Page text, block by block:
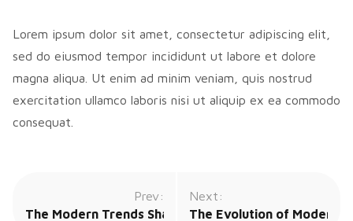
Lorem ipsum dolor sit amet, consectetur adipiscing elit,
sed do eiusmod tempor incididunt ut labore et dolore
magna aliqua. Ut enim ad minim veniam, quis nostrud
exercitation ullamco laboris nisi ut aliquip ex ea commodo
consequat.
Prev:
The Modern Trends Shaping Weddings in 2025
Next:
The Evolution of Modern